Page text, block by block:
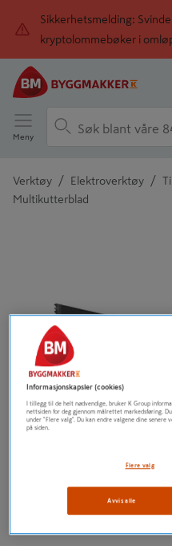
Sikkerhetsmelding:
kryptolommebøker i
Meny
Verktøy / Elektroverktøy /
Multikutterblad
Informasjonskapsler (cookies)
I tillegg til de helt nødvendige, bruker K Group
nettsiden for deg gjennom målrettet markedsføring.
under "Flere valg". Du kan endre valgene dine senere
på siden.
Flere valg
Avvis alle